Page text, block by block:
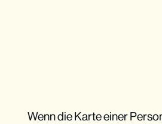
Wenn die Karte einer